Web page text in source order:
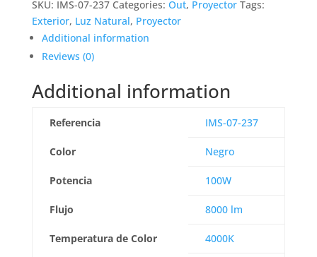
SKU: IMS-07-237 Categories: Out, Proyector Tags:
Exterior, Luz Natural, Proyector
Additional information
Reviews (0)
Additional information
Referencia IMS-07-237
Color Negro
Potencia 100W
Flujo 8000 lm
Temperatura de Color 4000K